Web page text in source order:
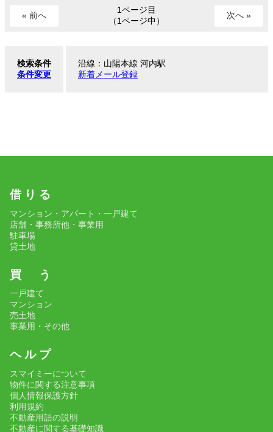
« 前へ
1ページ目
（1ページ中）
次へ »
検索条件
条件変更
沿線：山陽本線 河内駅
新着メール登録
借 り る
マンション・アパート・一戸建て
店舗・事務所他・事業用
駐車場
貸土地
買 う
一戸建て
マンション
売土地
事業用・その他
ヘ ル プ
スマイミーについて
物件に関する注意事項
個人情報保護方針
利用規約
不動産用語の説明
不動産に関する基礎知識